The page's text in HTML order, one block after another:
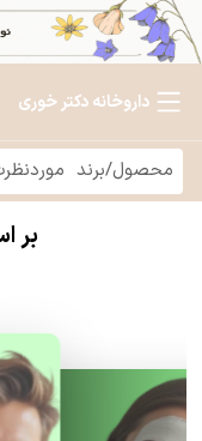
داروخانه دکتر خوری
بر